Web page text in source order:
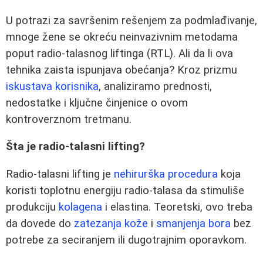
U potrazi za savršenim rešenjem za podmlađivanje,
mnoge žene se okreću neinvazivnim metodama
poput radio-talasnog liftinga (RTL). Ali da li ova
tehnika zaista ispunjava obećanja? Kroz prizmu
iskustava korisnika, analiziramo prednosti,
nedostatke i ključne činjenice o ovom
kontroverznom tretmanu.
Šta je radio-talasni lifting?
Radio-talasni lifting je nehirurška procedura koja
koristi toplotnu energiju radio-talasa da stimuliše
produkciju kolagena i elastina. Teoretski, ovo treba
da dovede do zatezanja kože i smanjenja bora bez
potrebe za seciranjem ili dugotrajnim oporavkom.